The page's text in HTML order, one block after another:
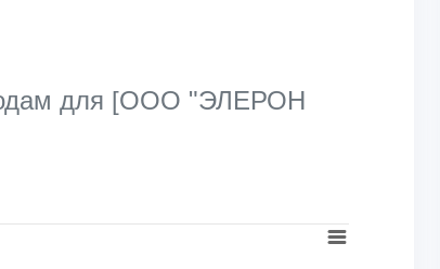
для [ООО "ЭЛЕРОН